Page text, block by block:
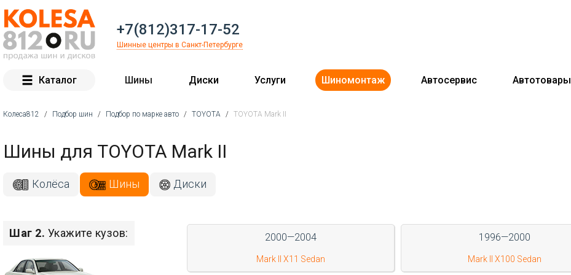
+7(812)317-17-52
Шинные центры в Санкт-Петербурге
Каталог Шины Диски Услуги Шиномонтаж Автосервис Автотовары
Колеса812 / Подбор шин / Подбор по марке авто / TOYOTA / TOYOTA Mark II
Шины для TOYOTA Mark II
Колёса Шины Диски
Шаг 2. Укажите кузов: 2000—2004
Mark II X11 Sedan
1996—2000
Mark II X100 Sedan